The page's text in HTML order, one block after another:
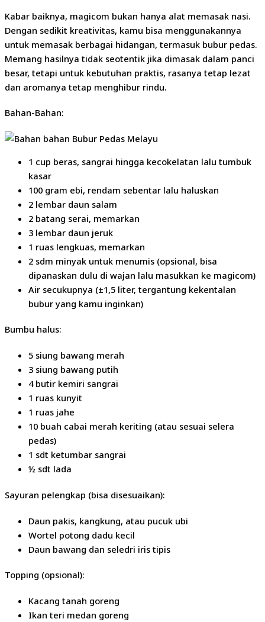
Kabar baiknya, magicom bukan hanya alat memasak nasi.
Dengan sedikit kreativitas, kamu bisa menggunakannya
untuk memasak berbagai hidangan, termasuk bubur pedas.
Memang hasilnya tidak seotentik jika dimasak dalam panci
besar, tetapi untuk kebutuhan praktis, rasanya tetap lezat
dan aromanya tetap menghibur rindu.
Bahan-Bahan:
1 cup beras, sangrai hingga kecokelatan lalu tumbuk
kasar
100 gram ebi, rendam sebentar lalu haluskan
2 lembar daun salam
2 batang serai, memarkan
3 lembar daun jeruk
1 ruas lengkuas, memarkan
2 sdm minyak untuk menumis (opsional, bisa
dipanaskan dulu di wajan lalu masukkan ke magicom)
Air secukupnya (±1,5 liter, tergantung kekentalan
bubur yang kamu inginkan)
Bumbu halus:
5 siung bawang merah
3 siung bawang putih
4 butir kemiri sangrai
1 ruas kunyit
1 ruas jahe
10 buah cabai merah keriting (atau sesuai selera
pedas)
1 sdt ketumbar sangrai
½ sdt lada
Sayuran pelengkap (bisa disesuaikan):
Daun pakis, kangkung, atau pucuk ubi
Wortel potong dadu kecil
Daun bawang dan seledri iris tipis
Topping (opsional):
Kacang tanah goreng
Ikan teri medan goreng